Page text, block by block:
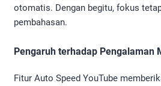
otomatis. Dengan begitu, fokus
pembahasan.
Pengaruh terhadap Pengalaman
Fitur Auto Speed YouTube